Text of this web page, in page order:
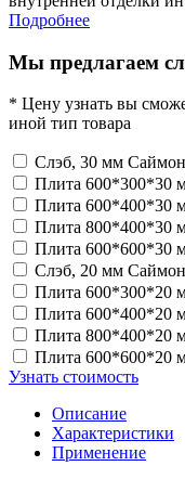
Подробнее
Мы предлагаем
* Цену узнать вы
иной тип товара
Слэб, 30 мм
Плита 600*300*30
Плита 600*400*30
Плита 800*400*30
Плита 600*600*30
Слэб, 20 мм
Плита 600*300*20
Плита 600*400*20
Плита 800*400*20
Плита 600*600*20
Узнать стоимость
Описание
Характеристики
Применение